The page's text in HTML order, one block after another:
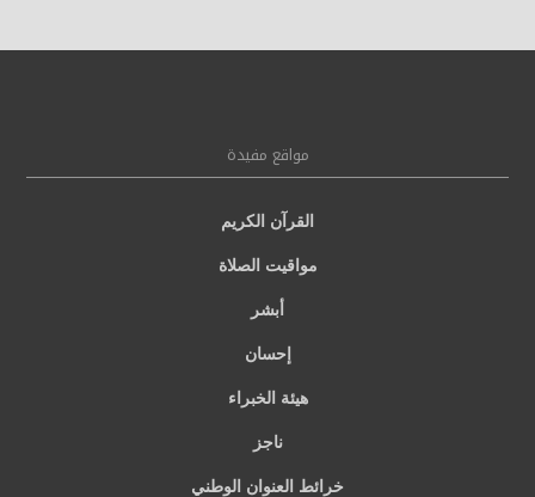
مواقع مفيدة
القرآن الكريم
مواقيت الصلاة
أبشر
إحسان
هيئة الخبراء
ناجز
خرائط العنوان الوطني